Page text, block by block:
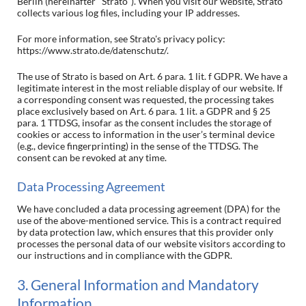
collects various log files, including your IP addresses.
For more information, see Strato's privacy policy:
https://www.strato.de/datenschutz/.
The use of Strato is based on Art. 6 para. 1 lit. f GDPR. We have a
legitimate interest in the most reliable display of our website. If
a corresponding consent was requested, the processing takes
place exclusively based on Art. 6 para. 1 lit. a GDPR and § 25
para. 1 TTDSG, insofar as the consent includes the storage of
cookies or access to information in the user’s terminal device
(e.g., device fingerprinting) in the sense of the TTDSG. The
consent can be revoked at any time.
Data Processing Agreement
We have concluded a data processing agreement (DPA) for the
use of the above-mentioned service. This is a contract required
by data protection law, which ensures that this provider only
processes the personal data of our website visitors according to
our instructions and in compliance with the GDPR.
3. General Information and Mandatory